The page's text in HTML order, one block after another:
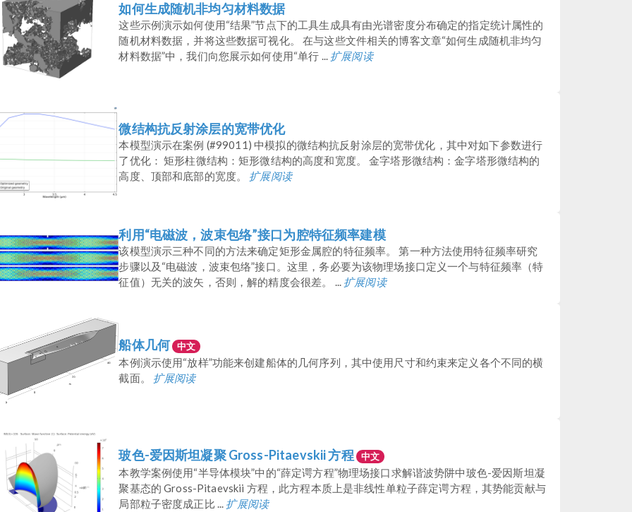
如何生成随机非均匀材料数据
这些示例演示如何使用“结果”节点下的工具生成具有由光谱密度分布确定的指定统计属性的
随机材料数据，并将这些数据可视化。 在与这些文件相关的博客文章“如何生成随机非均匀
材料数据”中，我们向您展示如何使用“单行 ... 扩展阅读
微结构抗反射涂层的宽带优化
本模型演示在案例 (#99011) 中模拟的微结构抗反射涂层的宽带优化，其中对如下参数进行
了优化： 矩形柱微结构：矩形微结构的高度和宽度。 金字塔形微结构：金字塔形微结构的
高度、顶部和底部的宽度。 扩展阅读
利用“电磁波，波束包络”接口为腔特征频率建模
该模型演示三种不同的方法来确定矩形金属腔的特征频率。 第一种方法使用特征频率研究
步骤以及“电磁波，波束包络”接口。这里，务必要为该物理场接口定义一个与特征频率（特
征值）无关的波矢，否则，解的精度会很差。 ... 扩展阅读
船体几何 中文
本例演示使用“放样”功能来创建船体的几何序列，其中使用尺寸和约束来定义各个不同的横
截面。 扩展阅读
玻色-爱因斯坦凝聚 Gross-Pitaevskii 方程 中文
本教学案例使用“半导体模块”中的“薛定谔方程”物理场接口求解谐波势阱中玻色-爱因斯坦凝
聚基态的 Gross-Pitaevskii 方程，此方程本质上是非线性单粒子薛定谔方程，其势能贡献与
局部粒子密度成正比 ... 扩展阅读